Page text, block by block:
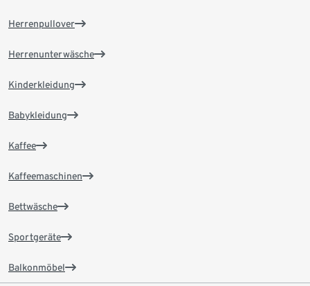
Herrenpullover
Herrenunterwäsche
Kinderkleidung
Babykleidung
Kaffee
Kaffeemaschinen
Bettwäsche
Sportgeräte
Balkonmöbel